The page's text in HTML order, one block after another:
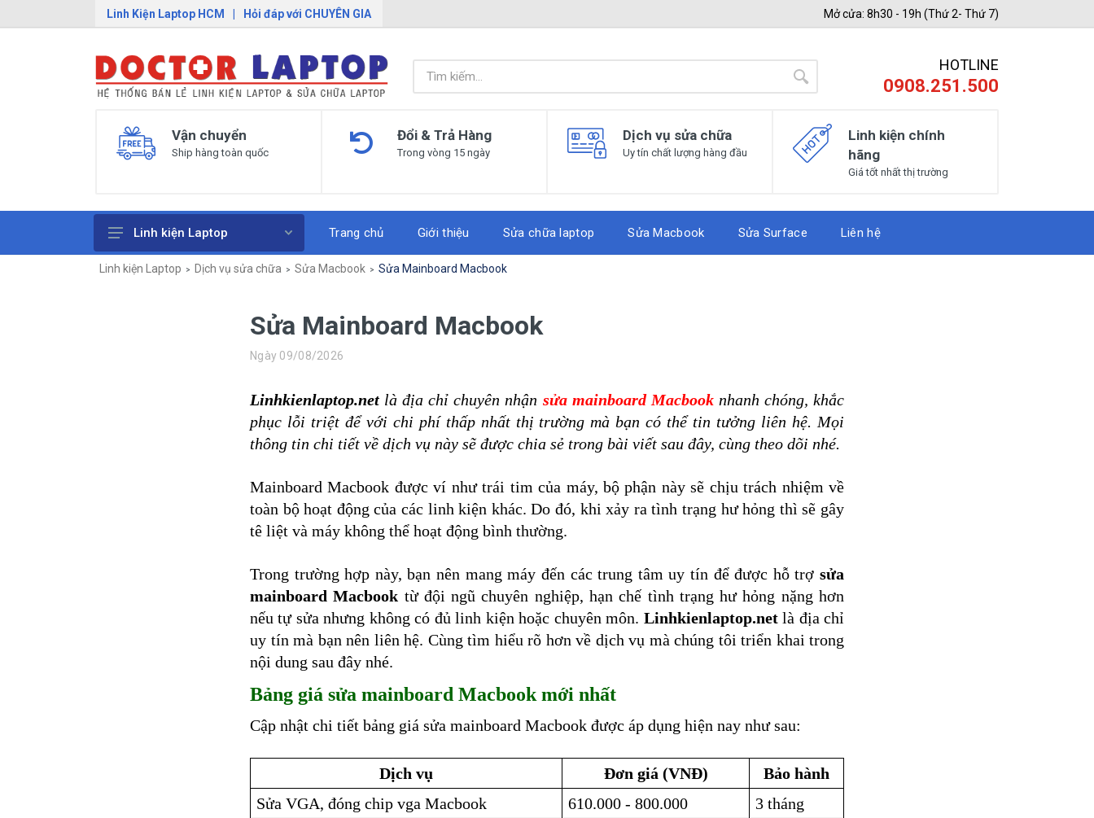
Linh Kiện Laptop HCM | Hỏi đáp với CHUYÊN GIA Mở cửa: 8h30 - 19h (Thứ 2- Thứ 7)
HOTLINE
0908.251.500
Vận chuyển
Ship hàng toàn quốc
Đổi & Trả Hàng
Trong vòng 15 ngày
Dịch vụ sửa chữa
Uy tín chất lượng hàng đầu
Linh kiện chính
hãng
Giá tốt nhất thị trường
Pin Laptop
Linh kiện Laptop Trang chủ Giới thiệu Sửa chữa laptop Sửa Macbook Sửa Surface Liên hệ
Linh kiện Laptop Dịch vụ sửa chữa Sửa Macbook Sửa Mainboard Macbook
Sửa Mainboard Macbook
Ngày 09/08/2026
Linhkienlaptop.net là địa chỉ chuyên nhận sửa mainboard Macbooknhanh chóng, khắc
phục lỗi triệt để với chi phí thấp nhất thị trường mà bạn có thể tin tưởng liên hệ. Mọi
thông tin chi tiết về dịch vụ này sẽ được chia sẻ trong bài viết sau đây, cùng theo dõi nhé.
Mainboard Macbook được ví như trái tim của máy, bộ phận này sẽ chịu trách nhiệm về
toàn bộ hoạt động của các linh kiện khác. Do đó, khi xảy ra tình trạng hư hỏng thì sẽ gây
tê liệt và máy không thể hoạt động bình thường.
Trong trường hợp này, bạn nên mang máy đến các trung tâm uy tín để được hỗ trợ sửa
mainboard Macbook từ đội ngũ chuyên nghiệp, hạn chế tình trạng hư hỏng nặng hơn
nếu tự sửa nhưng không có đủ linh kiện hoặc chuyên môn. Linhkienlaptop.netlà địa chỉ
uy tín mà bạn nên liên hệ. Cùng tìm hiểu rõ hơn về dịch vụ mà chúng tôi triển khai trong
nội dung sau đây nhé.
Bảng giá sửa mainboard Macbook mới nhất
Cập nhật chi tiết bảng giá sửa mainboard Macbook được áp dụng hiện nay như sau:
Dịch vụ Đơn giá (VNĐ)
Bảo hành
Sửa VGA, đóng chip vga Macbook
610.000 - 800.000
3 tháng